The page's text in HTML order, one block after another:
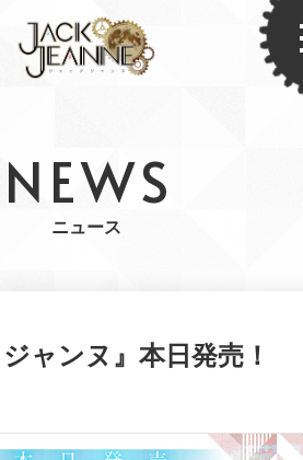
NEWS
ニュース
ジャンヌ』本日発売！